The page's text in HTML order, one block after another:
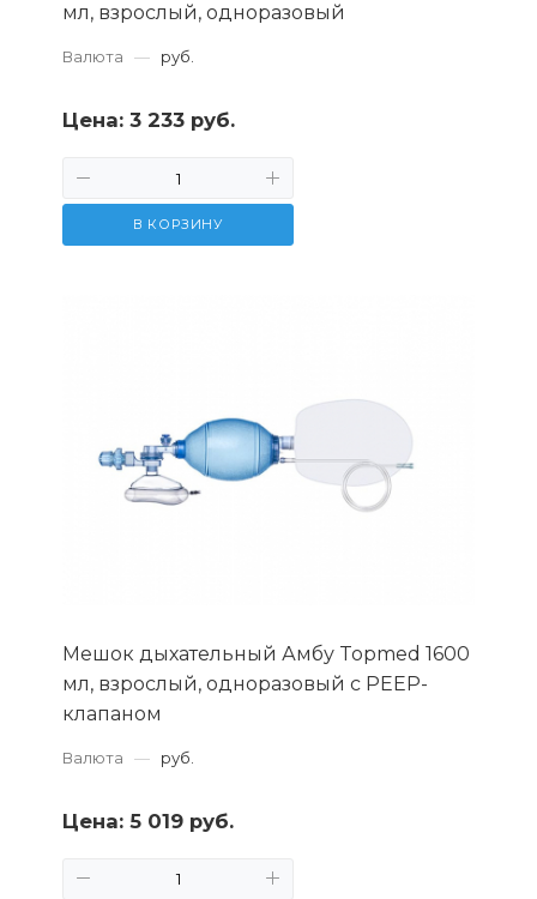
мл, взрослый, одноразовый
Валюта — руб.
Цена: 3 233 руб.
В КОРЗИНУ
Мешок дыхательный Амбу Topmed 1600
мл, взрослый, одноразовый с PEEP-
клапаном
Валюта — руб.
Цена: 5 019 руб.